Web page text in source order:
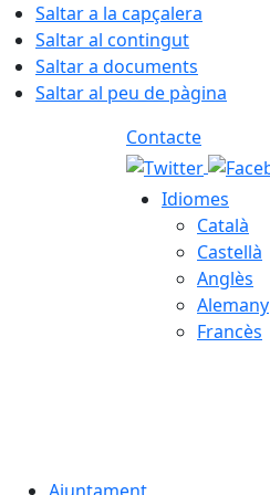
Saltar a la capçalera
Saltar al contingut
Saltar a documents
Saltar al peu de pàgina
Contacte
Idiomes
Català
Castellà
Anglès
Alemany
Francès